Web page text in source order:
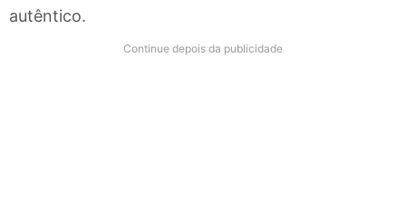
autêntico.
Continue depois da publicidade